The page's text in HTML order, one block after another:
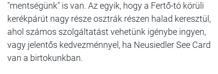
"mentségünk" is van. Az egyik, hogy a Fertő-tó körüli
kerékpárút nagy része osztrák részen halad keresztül,
ahol számos szolgáltatást vehetünk igénybe ingyen,
vagy jelentős kedvezménnyel, ha Neusiedler See Card
van a birtokunkban.